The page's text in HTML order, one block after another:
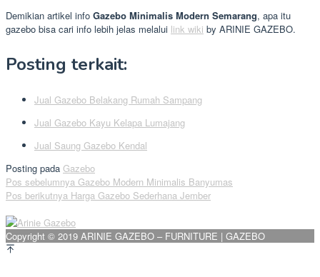
Demikian artikel info Gazebo Minimalis Modern Semarang, apa itu
gazebo bisa cari info lebih jelas melalui link wiki by ARINIE GAZEBO.
Posting terkait:
Jual Gazebo Belakang Rumah Sampang
Jual Gazebo Kayu Kelapa Lumajang
Jual Saung Gazebo Kendal
Posting pada Gazebo
Navigasi
pos
Pos sebelumnya Gazebo Modern Minimalis Banyumas
Pos berikutnya Harga Gazebo Sederhana Jember
Copyright © 2019 ARINIE GAZEBO – FURNITURE | GAZEBO